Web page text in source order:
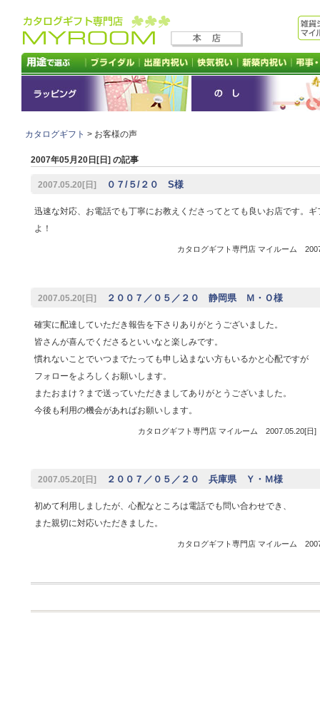
カタログギフト > お客様の声
2007年05月20日[日] の記事
2007.05.20[日] ０７/５/２０ S様
迅速な対応、お電話でも丁寧にお教えくださってとても良いお店です。
よ！
カタログギフト専門店 マイルーム
2007.05.20[日] ２００７／０５／２０ 静岡県 Ｍ・Ｏ様
確実に配達していただき報告を下さりありがとうございました。
皆さんが喜んでくださるといいなと楽しみです。
慣れないことでいつまでたっても申し込まない方もいるかと心配ですが
フォローをよろしくお願いします。
またおまけ？まで送っていただきましてありがとうございました。
今後も利用の機会があればお願いします。
カタログギフト専門店 マイルーム 2007.05.20[
2007.05.20[日] ２００７／０５／２０ 兵庫県 Ｙ・Ｍ様
初めて利用しましたが、心配なところは電話でも問い合わせでき、
また親切に対応いただきました。
カタログギフト専門店 マイルーム